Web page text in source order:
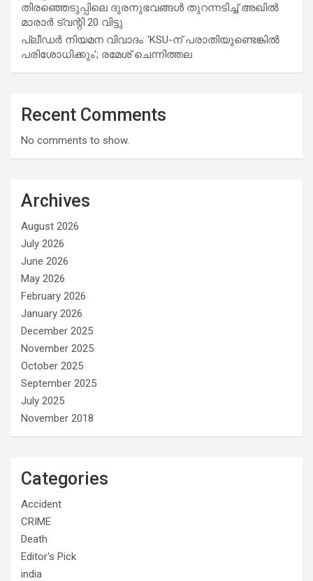
തിരഞ്ഞെടുപ്പിലെ ദുരനുഭവങ്ങള്‍ തുറന്നടിച്ച് അഖില്‍
മാരാര്‍ ട്വന്റി 20 വിട്ടു
പ്ലീഡർ നിയമന വിവാദം: ‘KSU-ന് പരാതിയുണ്ടെങ്കിൽ
പരിശോധിക്കും’; രമേശ് ചെന്നിത്തല
Recent Comments
No comments to show.
Archives
August 2026
July 2026
June 2026
May 2026
February 2026
January 2026
December 2025
November 2025
October 2025
September 2025
July 2025
November 2018
Categories
Accident
CRIME
Death
Editor's Pick
india